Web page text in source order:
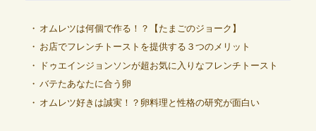
オムレツは何個で作る！？【たまごのジョーク】
お店でフレンチトーストを提供する３つのメリット
ドゥエインジョンソンが超お気に入りなフレンチトースト
バテたあなたに合う卵
オムレツ好きは誠実！？卵料理と性格の研究が面白い